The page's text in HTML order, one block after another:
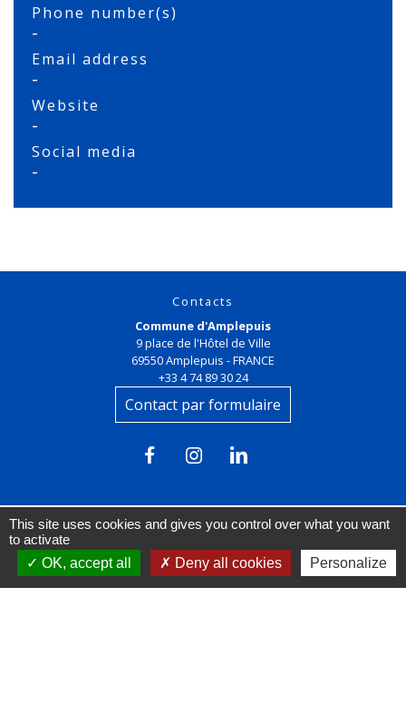
Phone number(s)
-
Email address
-
Website
-
Social media
-
Contacts
Commune d'Amplepuis
9 place de l'Hôtel de Ville
69550 Amplepuis - FRANCE
+33 4 74 89 30 24
Contact par formulaire
Liens
This site uses cookies and gives you control over what you want
to activate
OK, accept all
Deny all cookies Personalize